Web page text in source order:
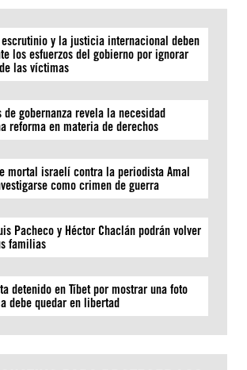
escrutinio y la justicia internacional deben
los esfuerzos del gobierno por ignorar
las víctimas
de gobernanza revela la necesidad
reforma en materia de derechos
mortal israelí contra la periodista Amal
como crimen de guerra
Pacheco y Héctor Chaclán podrán volver
familias
detenido en Tíbet por mostrar una foto
debe quedar en libertad